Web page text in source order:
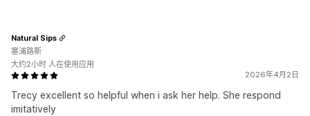
2026年4月2日
Trecy excellent so helpful when i ask her help. She respond
imitatively
Natural Sips
塞浦路斯
大约2小时 人在使用应用